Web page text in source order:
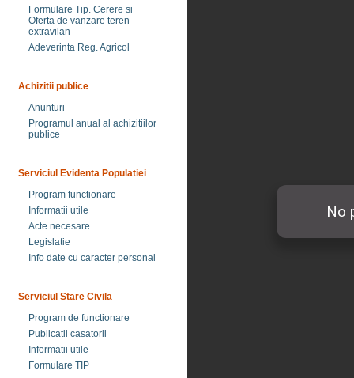
Formulare Tip. Cerere si
Oferta de vanzare teren
extravilan
Adeverinta Reg. Agricol
Achizitii publice
Anunturi
Programul anual al achizitiilor
publice
Serviciul Evidenta Populatiei
Program functionare
Informatii utile
Acte necesare
Legislatie
Info date cu caracter personal
Serviciul Stare Civila
Program de functionare
Publicatii casatorii
Informatii utile
Formulare TIP